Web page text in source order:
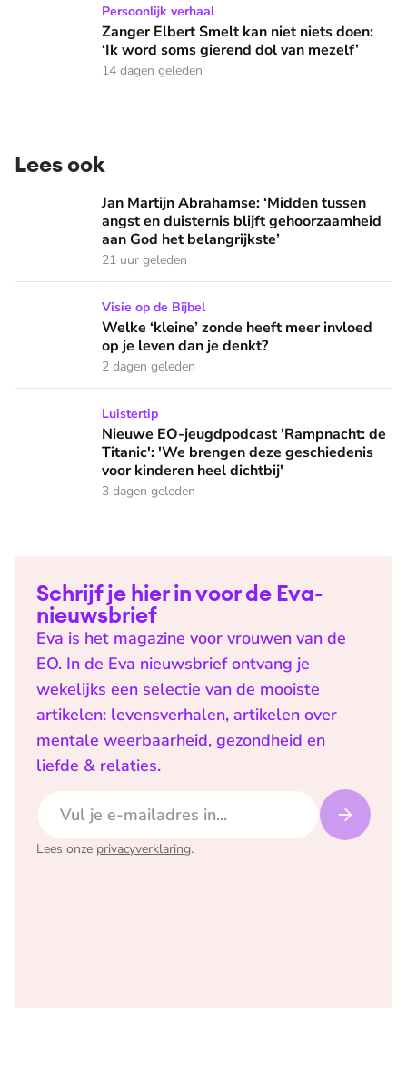
Zanger Elbert Smelt kan niet niets doen: ‘Ik word soms
Persoonlijk verhaal
Zanger Elbert Smelt kan niet niets doen:
‘Ik word soms gierend dol van mezelf’
14 dagen geleden
Lees ook
Jan Martijn Abrahamse: ‘Midden tussen angst en
Jan Martijn Abrahamse: ‘Midden tussen
angst en duisternis blijft gehoorzaamheid
aan God het belangrijkste’
21 uur geleden
Welke ‘kleine’ zonde heeft meer invloed op je leven dan je
Visie op de Bijbel
Welke ‘kleine’ zonde heeft meer invloed
op je leven dan je denkt?
2 dagen geleden
Nieuwe EO-jeugdpodcast 'Rampnacht: de Titanic': 'We
Luistertip
Nieuwe EO-jeugdpodcast 'Rampnacht: de
Titanic': 'We brengen deze geschiedenis
voor kinderen heel dichtbij'
3 dagen geleden
Schrijf je hier in voor de Eva-
nieuwsbrief
Eva is het magazine voor vrouwen van de
EO. In de Eva nieuwsbrief ontvang je
wekelijks een selectie van de mooiste
artikelen: levensverhalen, artikelen over
mentale weerbaarheid, gezondheid en
liefde & relaties.
Lees onze privacyverklaring.